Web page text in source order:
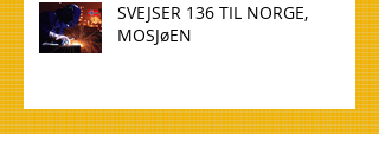
SVEJSER 136 TIL NORGE,
MOSJøEN